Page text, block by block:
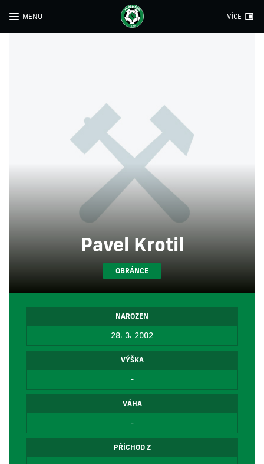
MENU VÍCE
Pavel Krotil
OBRÁNCE
NAROZEN
28. 3. 2002
VÝŠKA
-
VÁHA
-
PŘÍCHOD Z